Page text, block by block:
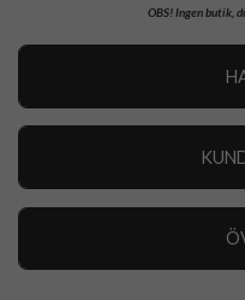
OBS!Ingen butik,